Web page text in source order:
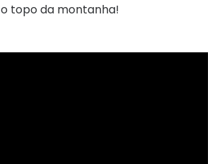
topo da montanha!